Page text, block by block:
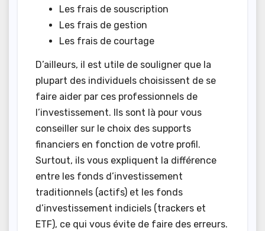
Les frais de souscription
Les frais de gestion
Les frais de courtage
D’ailleurs, il est utile de souligner que la
plupart des individuels choisissent de se
faire aider par ces professionnels de
l’investissement. Ils sont là pour vous
conseiller sur le choix des supports
financiers en fonction de votre profil.
Surtout, ils vous expliquent la différence
entre les fonds d’investissement
traditionnels (actifs) et les fonds
d’investissement indiciels (trackers et
ETF), ce qui vous évite de faire des erreurs.